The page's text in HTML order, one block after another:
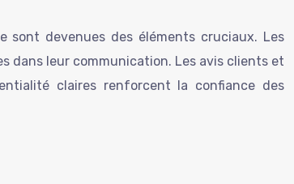
sont devenues des éléments cruciaux. Les
dans leur communication. Les avis clients et
claires renforcent la confiance des